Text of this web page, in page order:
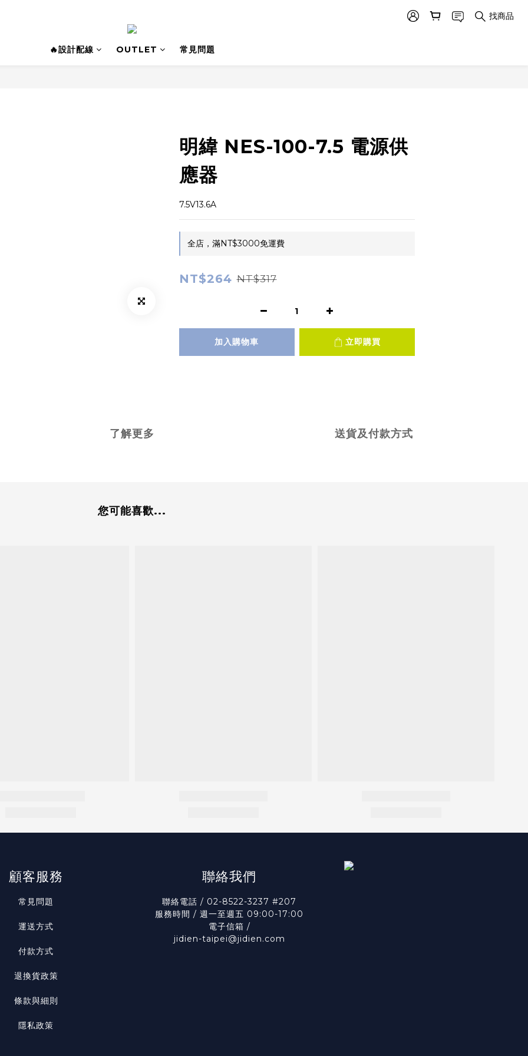
找商品
🔥設計配線 OUTLET 常見問題
明緯 NES-100-7.5 電源供
應器
7.5V13.6A
全店，滿NT$3000免運費
NT$264 NT$317
加入購物車 立即購買
了解更多 送貨及付款方式
您可能喜歡...
顧客服務
常見問題
運送方式
付款方式
退換貨政策
條款與細則
隱私政策
聯絡我們
聯絡電話 / 02-8522-3237 #207
服務時間 / 週一至週五 09:00-17:00
電子信箱 /
jidien-taipei@jidien.com